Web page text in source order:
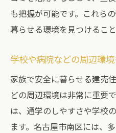
購入のタイミング
契約時に注意すべ
専門家による物件
購入者の口コミを
理想の建売住宅を見
方法
も把握が可能です。これら
暮らせる環境を見つけるこ
学校や病院などの周辺環
家族で安全に暮らせる建売
どの周辺環境は非常に重要
は、通学のしやすさや学校
ます。名古屋市南区には、